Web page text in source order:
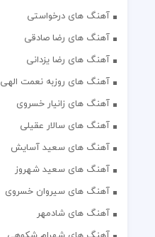
آهنگ های درخواستی
آهنگ های رضا صادقی
آهنگ های رضا یزدانی
آهنگ های روزبه نعمت الهی
آهنگ های زانیار خسروی
آهنگ های سالار عقیلی
آهنگ های سعید آسایش
آهنگ های سعید شهروز
آهنگ های سیروان خسروی
آهنگ های شادمهر